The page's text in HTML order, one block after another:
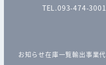
TEL.093-474-
お知らせ在庫一覧輸出事業